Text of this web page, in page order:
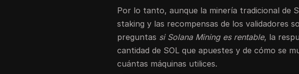
Por lo tanto, aunque la minería tradicional de
staking y las recompensas de los validadores
preguntas si Solana Mining es rentable, la
cantidad de SOL que apuestes y de cómo se
cuántas máquinas utilices.